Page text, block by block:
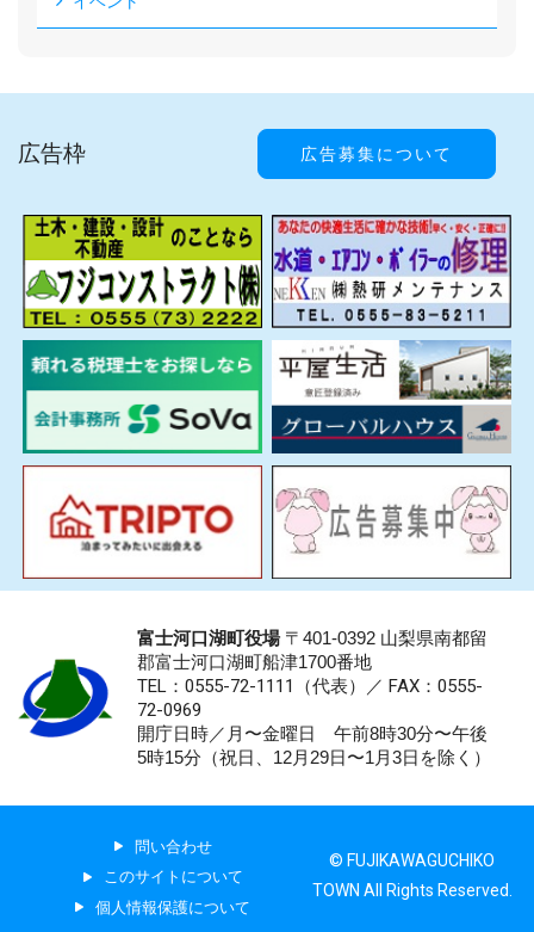
広告枠 広告募集について
富士河口湖町役場〒401-0392 山梨県南都留
郡富士河口湖町船津1700番地
TEL：0555-72-1111 （代表）／ FAX：0555-
72-0969
開庁日時／月〜金曜日 午前8時30分〜午後
5時15分（祝日、12月29日〜1月3日を除く）
問い合わせ
このサイトについて
個人情報保護について
© FUJIKAWAGUCHIKO
TOWN All Rights Reserved.